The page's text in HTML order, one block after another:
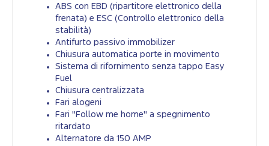
ABS con EBD (ripartitore elettronico della
frenata) e ESC (Controllo elettronico della
stabilità)
Antifurto passivo immobilizer
Chiusura automatica porte in movimento
Sistema di rifornimento senza tappo Easy
Fuel
Chiusura centralizzata
Fari alogeni
Fari "Follow me home" a spegnimento
ritardato
Alternatore da 150 AMP